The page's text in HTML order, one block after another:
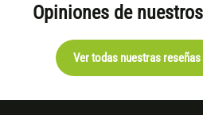
Opiniones de
Ver todas nuestras reseñas